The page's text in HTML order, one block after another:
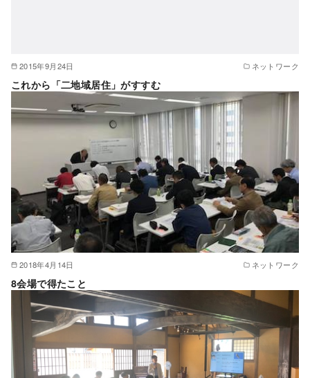
2015年9月24日 ネットワーク
これから「二地域居住」がすすむ
2018年4月14日 ネットワーク
8会場で得たこと